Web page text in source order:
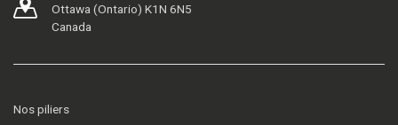
Ottawa (Ontario) K1N 6N5
Canada
Nos piliers